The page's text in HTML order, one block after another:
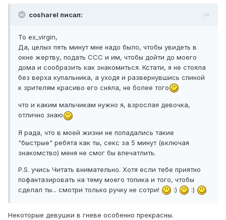
cosharel писал:
To ex_virgin,
Да, целых пять минут мне надо было, чтобы увидеть в
окне жертву, подать ССС и им, чтобы дойти до моего
дома и сообразить как знакомиться. Кстати, я не стояла
без верха купальника, а уходя и развернувшись спиной
к зрителям красиво его сняла, не более того
что и каким мальчикам нужно я, взрослая девочка,
отлично знаю
Я рада, что в моей жизни не попадались такие
"быстрые" ребята как ты, секс за 5 минут (включая
знакомство) меня не смог бы впечатлить.
P.S. учись Читать внимательно. Хотя если тебе приятно
пофантазировать на тему моего топика и того, чтобы
сделал ты... смотри только ручку не сотри!
:) :)
Некоторые девушки в гневе особенно прекрасны.